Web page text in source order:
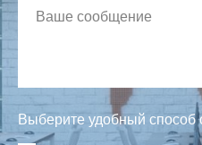
Выберите удобный способ